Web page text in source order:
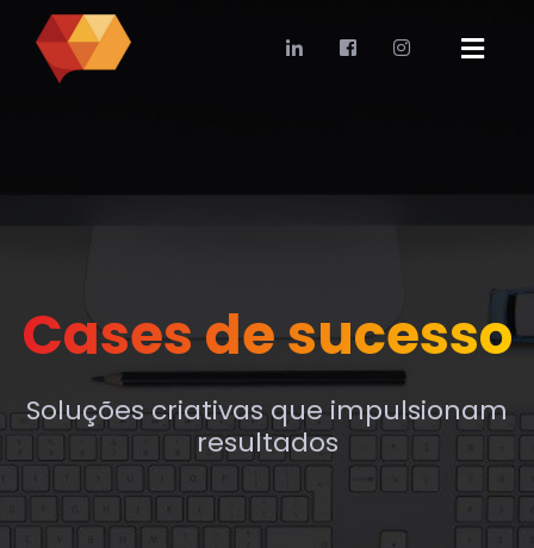
Cases de sucesso
Soluções criativas que impulsionam
resultados